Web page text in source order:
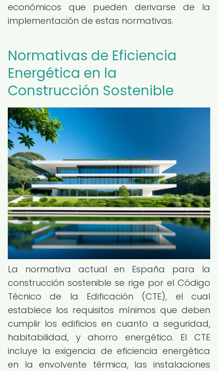
económicos que pueden derivarse de la
implementación de estas normativas.
Normativas de Eficiencia
Energética en la
Construcción Sostenible
La normativa actual en España para la
construcción sostenible se rige por el Código
Técnico de la Edificación (CTE), el cual
establece los requisitos mínimos que deben
cumplir los edificios en cuanto a seguridad,
habitabilidad, y ahorro energético. El CTE
incluye la exigencia de eficiencia energética
en la envolvente térmica, las instalaciones